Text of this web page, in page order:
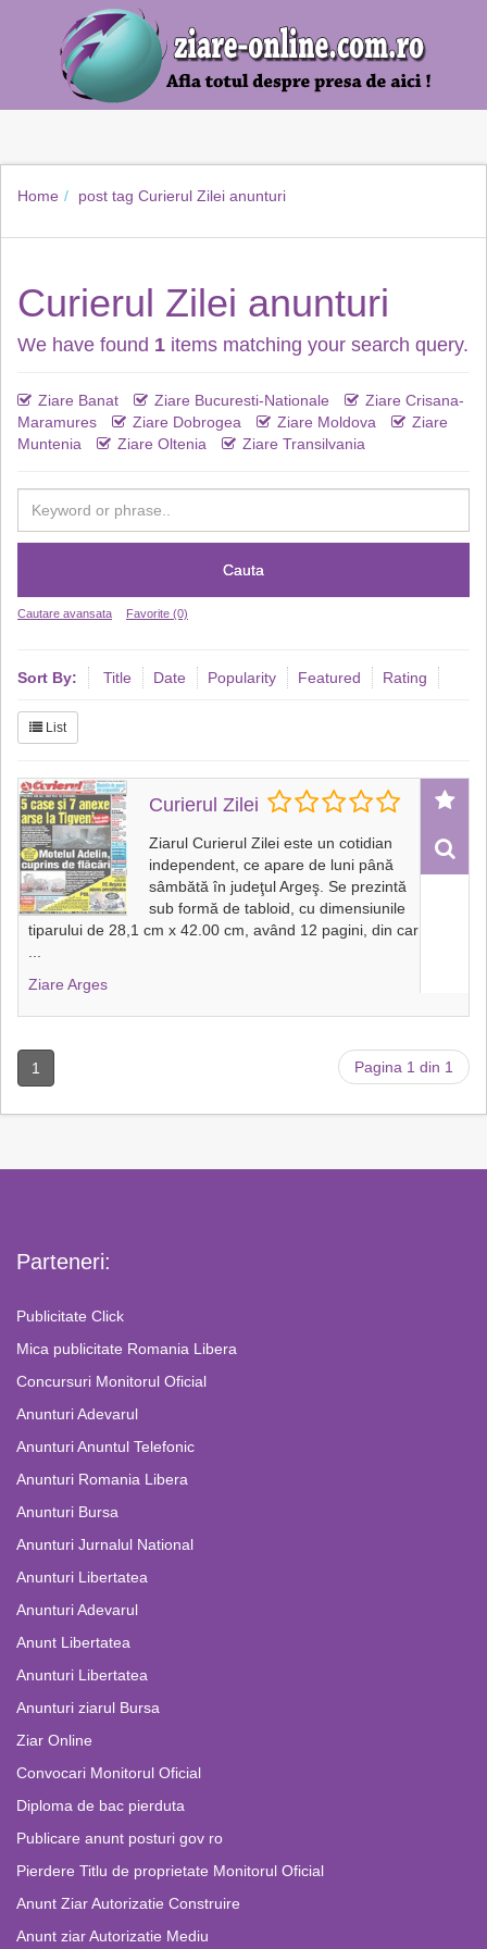
Home post tag Curierul Zilei anunturi
Curierul Zilei anunturi
We have found 1 items matching your search query.
Ziare Banat Ziare Bucuresti-Nationale
Ziare Crisana-
Maramures
Ziare Dobrogea Ziare Moldova
Ziare
Muntenia
Ziare Oltenia Ziare Transilvania
Cauta
Cautare avansata Favorite (0)
Sort By: Title Date Popularity Featured Rating
List
Curierul Zilei
Ziarul Curierul Zilei este un cotidian
independent, ce apare de luni până
sâmbătă în judeţul Argeş. Se prezintă
sub formă de tabloid, cu dimensiunile
tiparului de 28,1 cm x 42.00 cm, având 12 pagini, din car
Ziare Arges
1 Pagina 1 din 1
Parteneri:
Publicitate Click
Mica publicitate Romania Libera
Concursuri Monitorul Oficial
Anunturi Adevarul
Anunturi Anuntul Telefonic
Anunturi Romania Libera
Anunturi Bursa
Anunturi Jurnalul National
Anunturi Libertatea
Anunturi Adevarul
Anunt Libertatea
Anunturi Libertatea
Anunturi ziarul Bursa
Ziar Online
Convocari Monitorul Oficial
Diploma de bac pierduta
Publicare anunt posturi gov ro
Pierdere Titlu de proprietate Monitorul Oficial
Anunt Ziar Autorizatie Construire
Anunt ziar Autorizatie Mediu